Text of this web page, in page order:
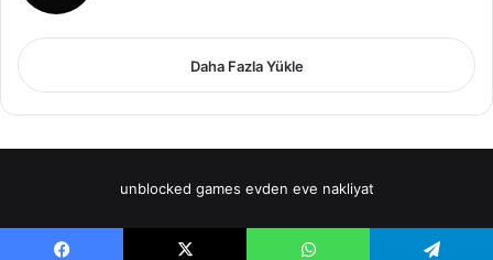
Daha Fazla Yükle
unblocked games evden eve nakliyat